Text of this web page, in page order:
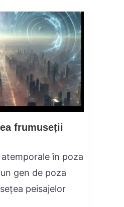
frumuseții
în poza
gen de poza
peisajelor